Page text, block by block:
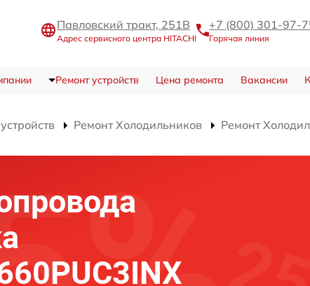
Павловский тракт, 251В
Адрес сервисного центра HITACHI
+7 (800) 301-97-
Горячая линия
Ремонт устройств Цена ремонта Вакансии
Ремонт Холодильников Ремонт